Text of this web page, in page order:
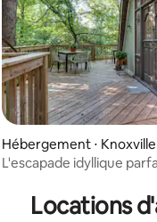
sur la base de
Hébergement ⋅ Knoxville
L'escapade idyllique
Locations